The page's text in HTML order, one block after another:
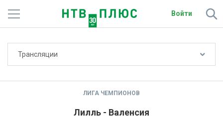
Войти
Трансляции
ЛИГА ЧЕМПИОНОВ
Лилль - Валенсия